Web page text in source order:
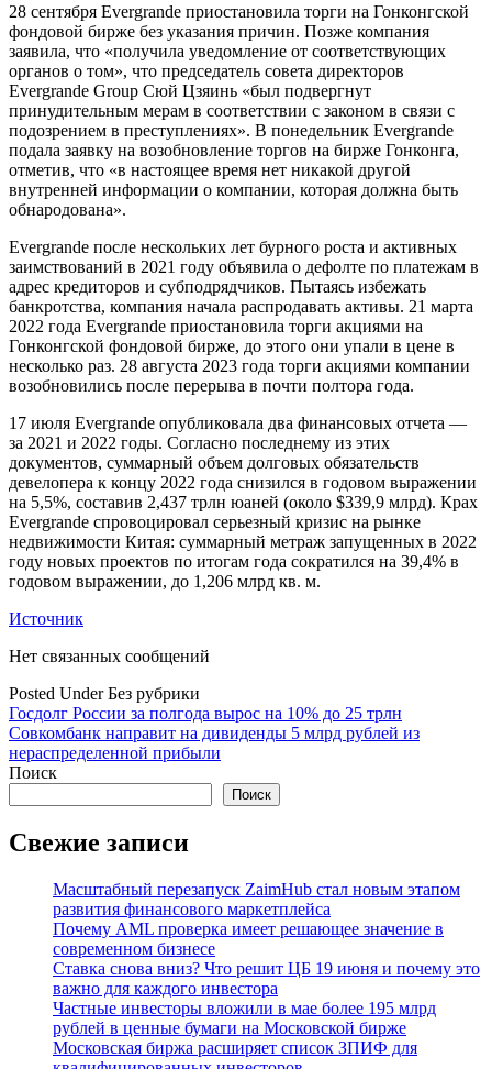
28 сентября Evergrande приостановила торги на Гонконгской
фондовой бирже без указания причин. Позже компания
заявила, что «получила уведомление от соответствующих
органов о том», что председатель совета директоров
Evergrande Group Сюй Цзяинь «был подвергнут
принудительным мерам в соответствии с законом в связи с
подозрением в преступлениях». В понедельник Evergrande
подала заявку на возобновление торгов на бирже Гонконга,
отметив, что «в настоящее время нет никакой другой
внутренней информации о компании, которая должна быть
обнародована».
Evergrande после нескольких лет бурного роста и активных
заимствований в 2021 году объявила о дефолте по платежам в
адрес кредиторов и субподрядчиков. Пытаясь избежать
банкротства, компания начала распродавать активы. 21 марта
2022 года Evergrande приостановила торги акциями на
Гонконгской фондовой бирже, до этого они упали в цене в
несколько раз. 28 августа 2023 года торги акциями компании
возобновились после перерыва в почти полтора года.
17 июля Evergrande опубликовала два финансовых отчета —
за 2021 и 2022 годы. Согласно последнему из этих
документов, суммарный объем долговых обязательств
девелопера к концу 2022 года снизился в годовом выражении
на 5,5%, составив 2,437 трлн юаней (около $339,9 млрд). Крах
Evergrande спровоцировал серьезный кризис на рынке
недвижимости Китая: суммарный метраж запущенных в 2022
году новых проектов по итогам года сократился на 39,4% в
годовом выражении, до 1,206 млрд кв. м.
Источник
Нет связанных сообщений
Posted Under Без рубрики
Навигация
по
записям
Госдолг России за полгода вырос на 10% до 25 трлн
Совкомбанк направит на дивиденды 5 млрд рублей из
нераспределенной прибыли
Поиск
Поиск
Свежие записи
Масштабный перезапуск ZaimHub стал новым этапом
развития финансового маркетплейса
Почему AML проверка имеет решающее значение в
современном бизнесе
Ставка снова вниз? Что решит ЦБ 19 июня и почему это
важно для каждого инвестора
Частные инвесторы вложили в мае более 195 млрд
рублей в ценные бумаги на Московской бирже
Московская биржа расширяет список ЗПИФ для